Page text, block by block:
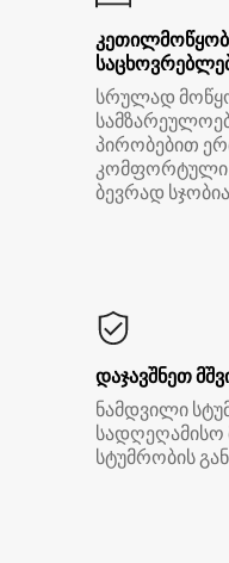
სრულად
პირობებით
კომფორტული
ბევრად
დაჯავშნეთ
ნამდვილი
სტუმრობის